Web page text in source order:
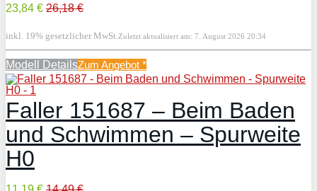
23,84 € 26,18 €
inkl. 19% gesetzlicher MwSt.Zuletzt aktualisiert am: 7. August 2026 20:34
Modell DetailsZum Angebot *
Faller 151687 – Beim Baden
und Schwimmen – Spurweite
H0